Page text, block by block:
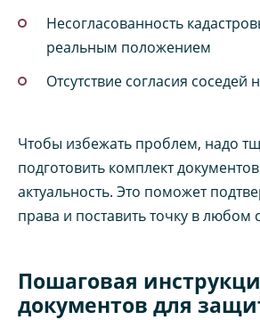
Несогласованность
реальным положением
Отсутствие согласия соседей
Чтобы избежать проблем, надо
подготовить комплект
актуальность. Это поможет
права и поставить точку в любом
Пошаговая
документов для